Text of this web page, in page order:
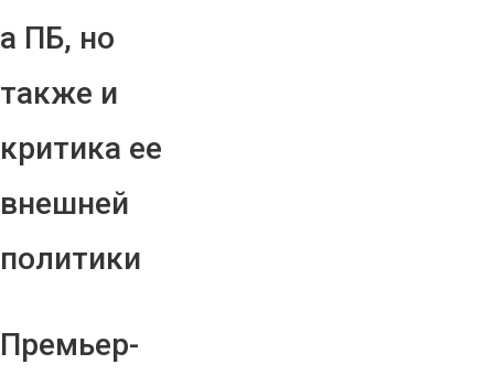
а ПБ, но
также и
критика ее
внешней
политики
Премьер-